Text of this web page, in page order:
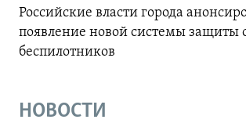
Российские власти города
появление новой системы защиты
беспилотников
НОВОСТИ